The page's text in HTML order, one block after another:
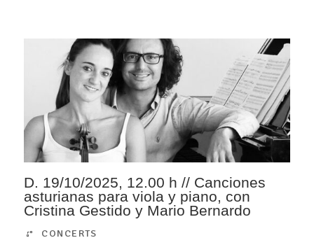
D. 19/10/2025, 12.00 h // Canciones
asturianas para viola y piano, con
Cristina Gestido y Mario Bernardo
CONCERTS